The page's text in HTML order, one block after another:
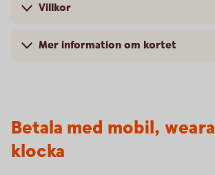
Villkor
Mer information om kortet
Betala med mobil,
klocka